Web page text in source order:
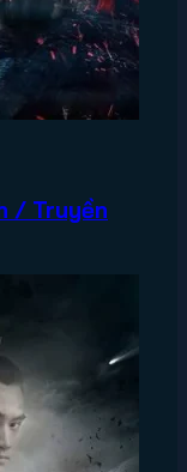
/ Truyền